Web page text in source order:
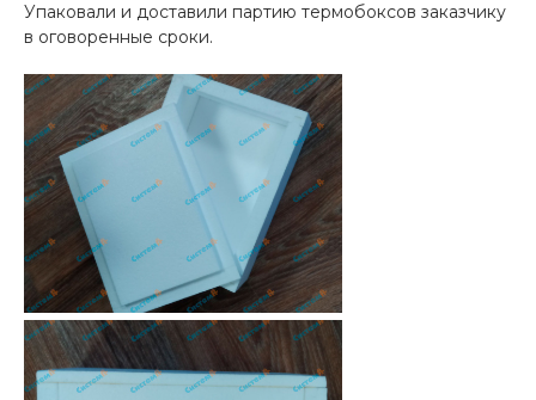
Упаковали и доставили партию термобоксов заказчику
в оговоренные сроки.